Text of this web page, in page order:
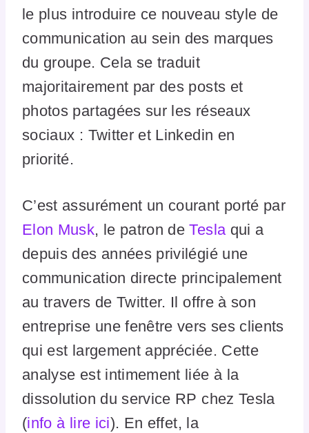
le plus introduire ce nouveau style de
communication au sein des marques
du groupe. Cela se traduit
majoritairement par des posts et
photos partagées sur les réseaux
sociaux : Twitter et Linkedin en
priorité.
C’est assurément un courant porté par
Elon Musk, le patron de Tesla qui a
depuis des années privilégié une
communication directe principalement
au travers de Twitter. Il offre à son
entreprise une fenêtre vers ses clients
qui est largement appréciée. Cette
analyse est intimement liée à la
dissolution du service RP chez Tesla
(info à lire ici). En effet, la